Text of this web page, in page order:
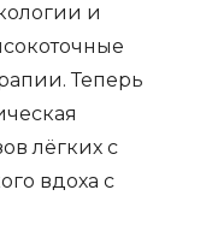
и
Теперь
лёгких с
вдоха с